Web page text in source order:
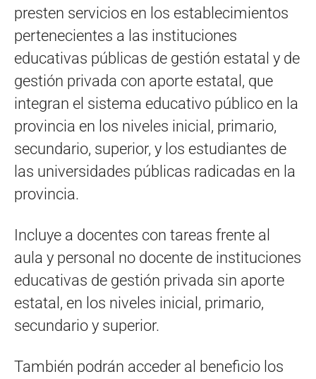
presten servicios en los establecimientos
pertenecientes a las instituciones
educativas públicas de gestión estatal y de
gestión privada con aporte estatal, que
integran el sistema educativo público en la
provincia en los niveles inicial, primario,
secundario, superior, y los estudiantes de
las universidades públicas radicadas en la
provincia.
Incluye a docentes con tareas frente al
aula y personal no docente de instituciones
educativas de gestión privada sin aporte
estatal, en los niveles inicial, primario,
secundario y superior.
También podrán acceder al beneficio los